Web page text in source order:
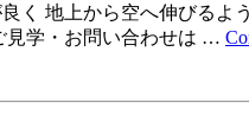
く 地上から空へ伸びる
見学・お問い合わせは …